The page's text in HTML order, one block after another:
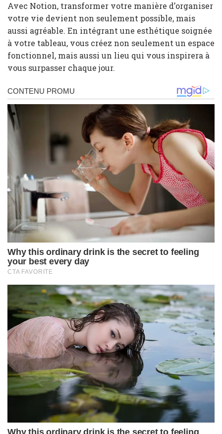
Avec Notion, transformer votre manière d’organiser
votre vie devient non seulement possible, mais
aussi agréable. En intégrant une esthétique soignée
à votre tableau, vous créez non seulement un espace
fonctionnel, mais aussi un lieu qui vous inspirera à
vous surpasser chaque jour.